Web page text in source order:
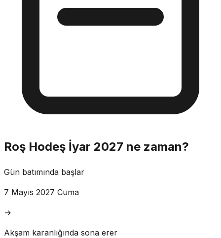
Roş Hodeş İyar 2027 ne zaman?
Gün batımında başlar
7 Mayıs 2027 Cuma
→
Akşam karanlığında sona erer